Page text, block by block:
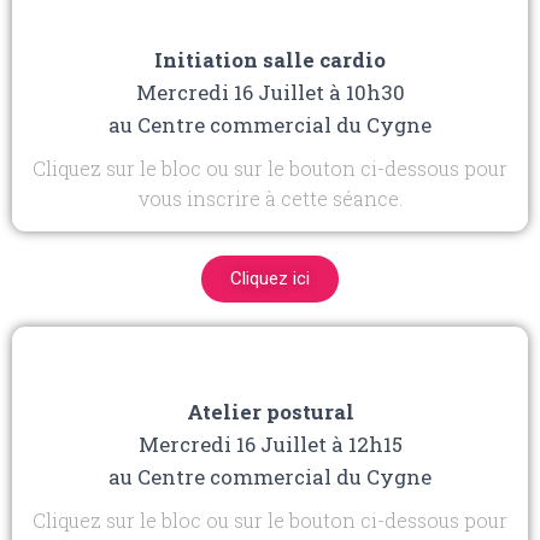
Initiation salle cardio
Mercredi 16 Juillet à 10h30
au Centre commercial du Cygne
Cliquez sur le bloc ou sur le bouton ci-dessous pour
vous inscrire à cette séance.
Cliquez ici
Atelier postural
Mercredi 16 Juillet à 12h15
au Centre commercial du Cygne
Cliquez sur le bloc ou sur le bouton ci-dessous pour